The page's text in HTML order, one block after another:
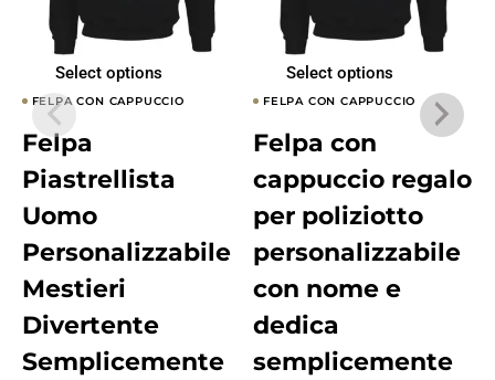
Select options
FELPA CON CAPPUCCIO
Felpa
Piastrellista
Uomo
Personalizzabile
Mestieri
Divertente
Semplicemente
Select options
FELPA CON CAPPUCCIO
Felpa con
cappuccio regalo
per poliziotto
personalizzabile
con nome e
dedica
semplicemente